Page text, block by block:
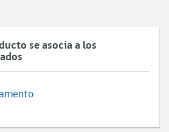
se asocia a los